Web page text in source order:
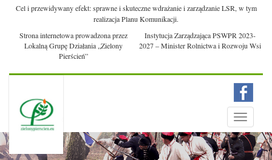
Cel i przewidywany efekt: sprawne i skuteczne wdrażanie i zarządzanie LSR, w tym
realizacja Planu Komunikacji.
Strona internetowa prowadzona przez
Lokalną Grupę Działania „Zielony
Pierścień”
Instytucja Zarządzająca PSWPR 2023-
2027 – Minister Rolnictwa i Rozwoju Wsi
Toggle
Menu